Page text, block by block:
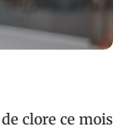
clore ce mois